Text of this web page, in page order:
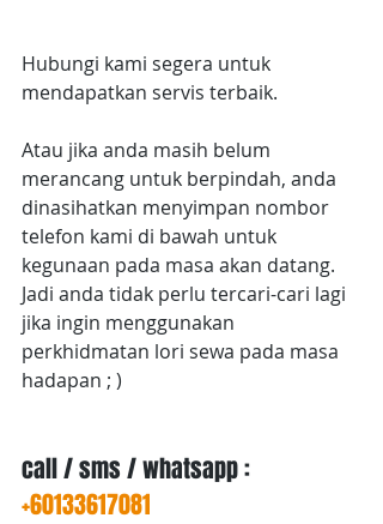
Hubungi kami segera untuk
mendapatkan servis terbaik.
Atau jika anda masih belum
merancang untuk berpindah, anda
dinasihatkan menyimpan nombor
telefon kami di bawah untuk
kegunaan pada masa akan datang.
Jadi anda tidak perlu tercari-cari lagi
jika ingin menggunakan
perkhidmatan lori sewa pada masa
hadapan ; )
call / sms / whatsapp :
+60133617081